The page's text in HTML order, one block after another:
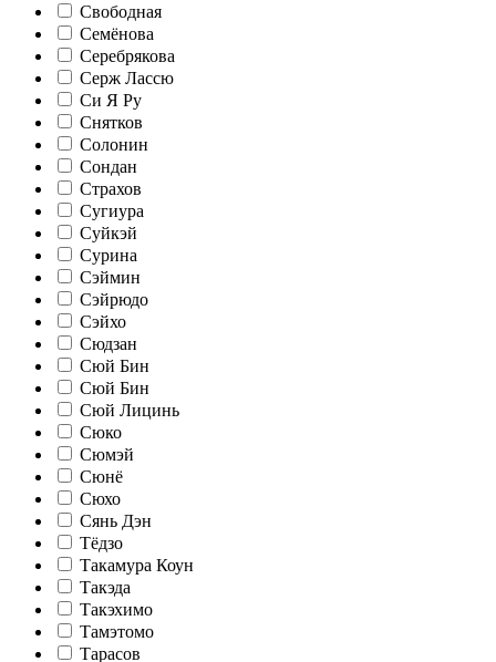
Свободная
Семёнова
Серебрякова
Серж Лассю
Си Я Ру
Снятков
Солонин
Сондан
Страхов
Сугиура
Суйкэй
Сурина
Сэймин
Сэйрюдо
Сэйхо
Сюдзан
Сюй Бин
Сюй Бин
Сюй Лицинь
Сюко
Сюмэй
Сюнё
Сюхо
Сянь Дэн
Тёдзо
Такамура Коун
Такэда
Такэхимо
Тамэтомо
Тарасов